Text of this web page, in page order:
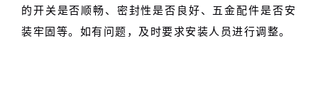
的开关是否顺畅、密封性是否良好、五金配件是否安
装牢固等。如有问题，及时要求安装人员进行调整。